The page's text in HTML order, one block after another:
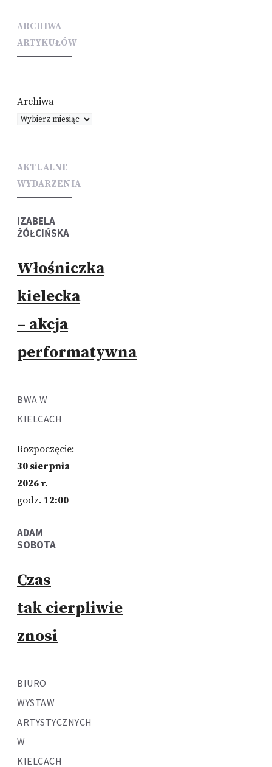
ARCHIWA
ARTYKUŁÓW
Archiwa
AKTUALNE
WYDARZENIA
IZABELA
ŻÓŁCIŃSKA
Włośniczka
kielecka
– akcja
performatywna
BWA W
KIELCACH
Rozpoczęcie:
30 sierpnia
2026 r.
godz. 12:00
ADAM
SOBOTA
Czas
tak cierpliwie
znosi
BIURO
WYSTAW
ARTYSTYCZNYCH
W
KIELCACH